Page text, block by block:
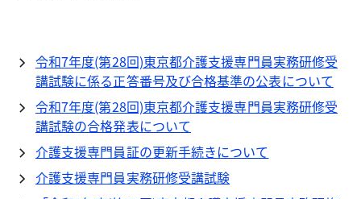
令和7年度(第28回)東京都介護支援専門員実務研修受
講試験に係る正答番号及び合格基準の公表について
令和7年度(第28回)東京都介護支援専門員実務研修受
講試験の合格発表について
介護支援専門員証の更新手続きについて
介護支援専門員実務研修受講試験